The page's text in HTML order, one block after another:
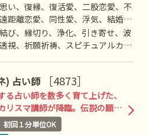
い、復縁、復活愛、二股恋愛、不
距離恋愛、同性愛、浮気、結婚、
、家庭/家族問題、親子、教育、
、適職、経営、進路、人間関係、
び、縁切り、浄化、引き寄せ、波
視、祈願祈祷、スピチュアルカウ
) 占い師 ［4873］
る占い師を数多く育て上げた、
リスマ講師が降臨。伝説の願望
に解禁。
初回１分単位OK